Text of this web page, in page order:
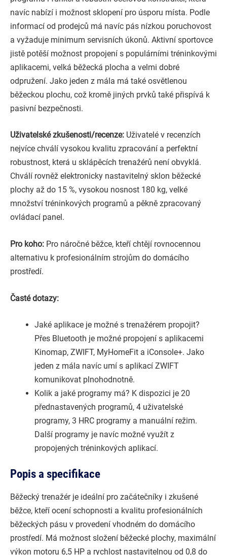
navíc nabízí i možnost sklopení pro úsporu místa. Podle
informací od prodejců má navíc pás nízkou poruchovost
a vyžaduje minimum servisních úkonů. Aktivní sportovce
jistě potěší možnost propojení s populárními tréninkovými
aplikacemi, velká běžecká plocha a velmi dobré
odpružení. Jako jeden z mála má také osvětlenou
běžeckou plochu, což kromě jiných prvků také přispívá k
pasivní bezpečnosti.
Uživatelské zkušenosti/recenze: Uživatelé v recenzích
nejvíce chválí vysokou kvalitu zpracování a perfektní
robustnost, která u sklápěcích trenažérů není obvyklá.
Chválí rovněž elektronicky nastavitelný sklon běžecké
plochy až do 15 %, vysokou nosnost 180 kg, velké
množství tréninkových programů a pěkně zpracovaný
ovládací panel.
Pro koho: Pro náročné běžce, kteří chtějí rovnocennou
alternativu k profesionálním strojům do domácího
prostředí.
Časté dotazy:
Jaké aplikace je možné s trenažérem propojit?
Přes Bluetooth je možné propojení s aplikacemi
Kinomap, ZWIFT, MyHomeFit a iConsole+. Jako
jeden z mála navíc umí s aplikací ZWIFT
komunikovat plnohodnotně.
Kolik a jaké programy má? K dispozici je 20
přednastavených programů, 4 uživatelské
programy, 3 HRC programy a manuální režim.
Další programy je navíc možné využít z
propojených tréninkových aplikací.
Popis a specifikace
Běžecký trenažér je ideální pro začátečníky i zkušené
běžce, kteří ocení schopnosti a kvalitu profesionálních
běžeckých pásu v provedení vhodném do domácího
prostředí. Má možnost složení běžecké plochy, maximální
výkon motoru 6,5 HP a rychlost nastavitelnou od 0,8 do